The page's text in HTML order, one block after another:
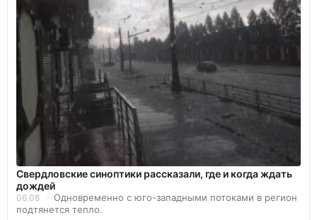
Свердловские синоптики рассказали, где и когда ждать
дождей
06.08
Одновременно с юго-западными потоками в регион
подтянется тепло.